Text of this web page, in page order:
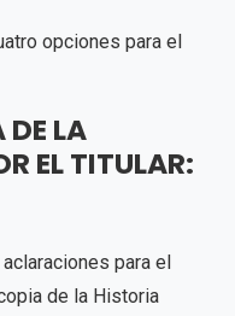
opciones para el
LA
EL TITULAR:
para el
de la Historia